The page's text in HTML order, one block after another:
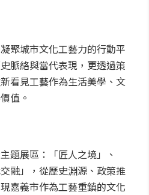
聚城市文化工藝力的行動平
脈絡與當代表現，更透過策
看見工藝作為生活美學、文
值。
題展區：「匠人之境」、
融」，從歷史淵源、政策推
嘉義市作為工藝重鎮的文化